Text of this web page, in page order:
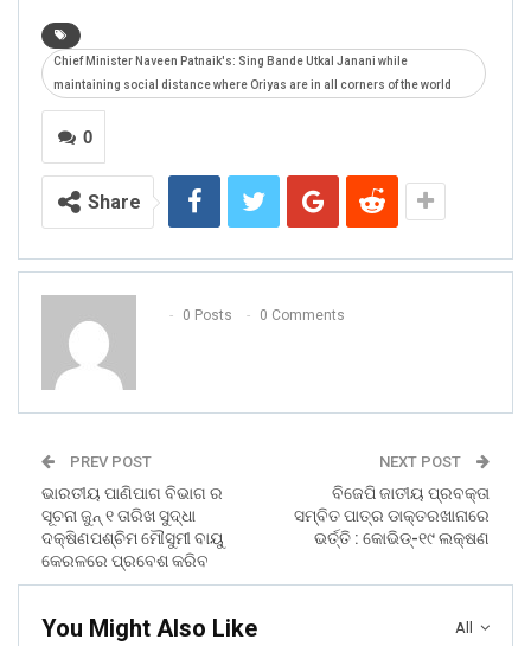
Chief Minister Naveen Patnaik's: Sing Bande Utkal Janani while
maintaining social distance where Oriyas are in all corners of the world
0
Share
0 Posts 0 Comments
PREV POST
ଭାରତୀୟ ପାଣିପାଗ ବିଭାଗ ର
ସୂଚନା ଜୁନ୍ ୧ ତାରିଖ ସୁଦ୍ଧା
ଦକ୍ଷିଣପଶ୍ଚିମ ମୌସୁମୀ ବାୟୁ
କେରଳରେ ପ୍ରବେଶ କରିବ
NEXT POST
ବିଜେପି ଜାତୀୟ ପ୍ରବକ୍ତା
ସମ୍ବିତ ପାତ୍ର ଡାକ୍ତରଖାନାରେ
ଭର୍ତ୍ତି : କୋଭିଡ୍-୧୯ ଲକ୍ଷଣ
All
You Might Also Like